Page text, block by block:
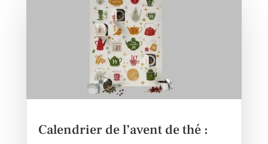
Calendrier de l’avent de thé :